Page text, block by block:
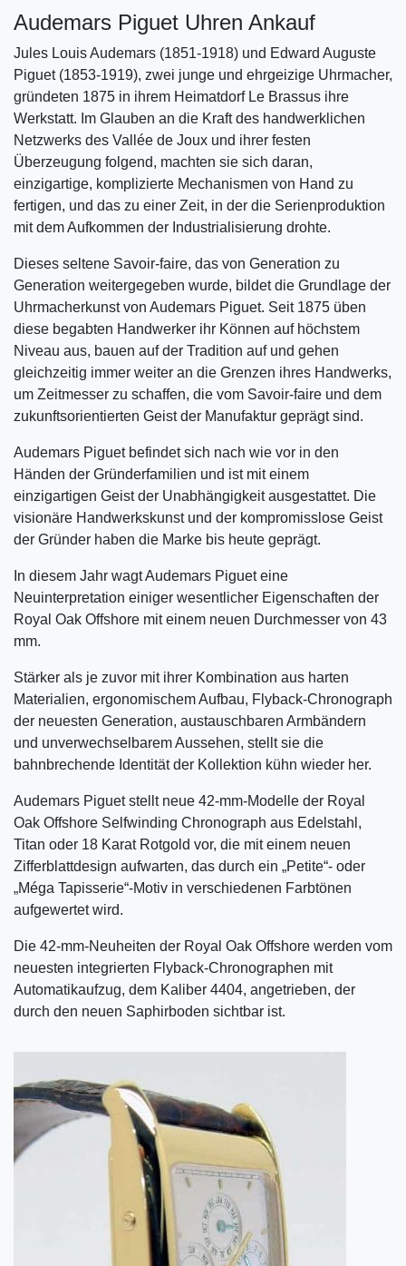
Audemars Piguet Uhren Ankauf
Jules Louis Audemars (1851-1918) und Edward Auguste
Piguet (1853-1919), zwei junge und ehrgeizige Uhrmacher,
gründeten 1875 in ihrem Heimatdorf Le Brassus ihre
Werkstatt. Im Glauben an die Kraft des handwerklichen
Netzwerks des Vallée de Joux und ihrer festen
Überzeugung folgend, machten sie sich daran,
einzigartige, komplizierte Mechanismen von Hand zu
fertigen, und das zu einer Zeit, in der die Serienproduktion
mit dem Aufkommen der Industrialisierung drohte.
Dieses seltene Savoir-faire, das von Generation zu
Generation weitergegeben wurde, bildet die Grundlage der
Uhrmacherkunst von Audemars Piguet. Seit 1875 üben
diese begabten Handwerker ihr Können auf höchstem
Niveau aus, bauen auf der Tradition auf und gehen
gleichzeitig immer weiter an die Grenzen ihres Handwerks,
um Zeitmesser zu schaffen, die vom Savoir-faire und dem
zukunftsorientierten Geist der Manufaktur geprägt sind.
Audemars Piguet befindet sich nach wie vor in den
Händen der Gründerfamilien und ist mit einem
einzigartigen Geist der Unabhängigkeit ausgestattet. Die
visionäre Handwerkskunst und der kompromisslose Geist
der Gründer haben die Marke bis heute geprägt.
In diesem Jahr wagt Audemars Piguet eine
Neuinterpretation einiger wesentlicher Eigenschaften der
Royal Oak Offshore mit einem neuen Durchmesser von 43
mm.
Stärker als je zuvor mit ihrer Kombination aus harten
Materialien, ergonomischem Aufbau, Flyback-Chronograph
der neuesten Generation, austauschbaren Armbändern
und unverwechselbarem Aussehen, stellt sie die
bahnbrechende Identität der Kollektion kühn wieder her.
Audemars Piguet stellt neue 42-mm-Modelle der Royal
Oak Offshore Selfwinding Chronograph aus Edelstahl,
Titan oder 18 Karat Rotgold vor, die mit einem neuen
Zifferblattdesign aufwarten, das durch ein „Petite“- oder
„Méga Tapisserie“-Motiv in verschiedenen Farbtönen
aufgewertet wird.
Die 42-mm-Neuheiten der Royal Oak Offshore werden vom
neuesten integrierten Flyback-Chronographen mit
Automatikaufzug, dem Kaliber 4404, angetrieben, der
durch den neuen Saphirboden sichtbar ist.